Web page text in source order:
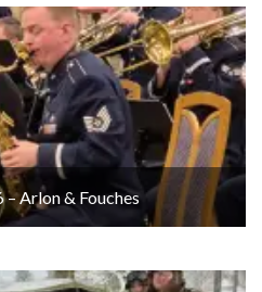
– Arlon & Fouches